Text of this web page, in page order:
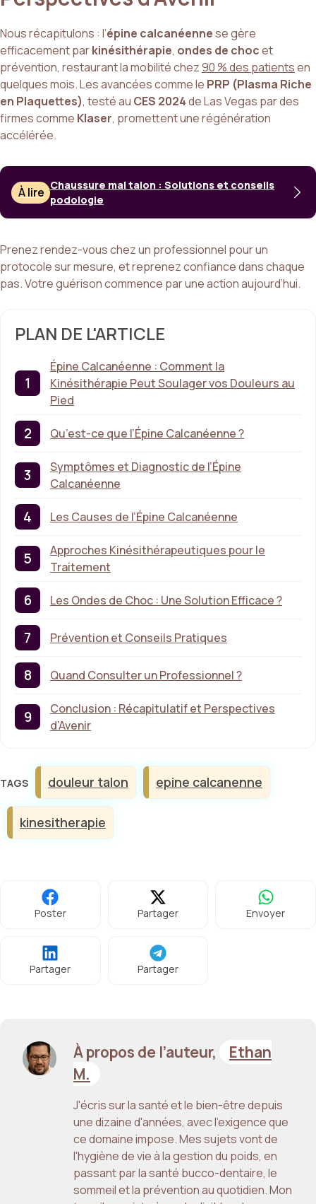
Nous récapitulons : l’épine calcanéennese gère
efficacement parkinésithérapie, ondes de chocet
prévention, restaurant la mobilité chez90 % des patientsen
quelques mois. Les avancées comme le PRP (Plasma Riche
en Plaquettes), testé au CES 2024de Las Vegas par des
firmes comme Klaser, promettent une régénération
accélérée.
À lire Chaussure mal talon : Solutions et conseils
podologie
Prenez rendez-vous chez un professionnel pour un
protocole sur mesure, et reprenez confiance dans chaque
pas. Votre guérison commence par une action aujourd’hui.
PLAN DE L'ARTICLE
Épine Calcanéenne : Comment la
Kinésithérapie Peut Soulager vos Douleurs au
Pied
Qu’est-ce que l’Épine Calcanéenne ?
Symptômes et Diagnostic de l’Épine
Calcanéenne
Les Causes de l’Épine Calcanéenne
Approches Kinésithérapeutiques pour le
Traitement
Les Ondes de Choc : Une Solution Efficace ?
Prévention et Conseils Pratiques
Quand Consulter un Professionnel ?
Conclusion : Récapitulatif et Perspectives
d’Avenir
Étiquettes
douleur talon epine calcanenne
kinesitherapie
Poster Partager Envoyer
Partager Partager
À propos de l’auteur,
Ethan
M.
J'écris sur la santé et le bien-être depuis
une dizaine d'années, avec l'exigence que
ce domaine impose. Mes sujets vont de
l'hygiène de vie à la gestion du poids, en
passant par la santé bucco-dentaire, le
sommeil et la prévention au quotidien. Mon